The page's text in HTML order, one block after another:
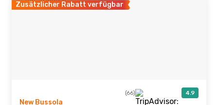
Zusätzlicher Rabatt verfügbar
(66) 4.9
New Bussola